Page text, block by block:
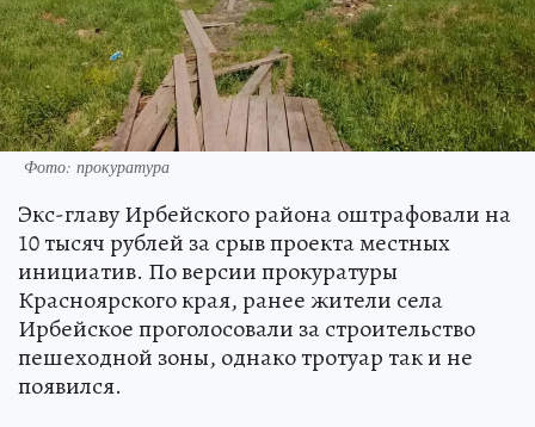
Фото: прокуратура
Экс-главу Ирбейского района оштрафовали на
10 тысяч рублей за срыв проекта местных
инициатив. По версии прокуратуры
Красноярского края, ранее жители села
Ирбейское проголосовали за строительство
пешеходной зоны, однако тротуар так и не
появился.